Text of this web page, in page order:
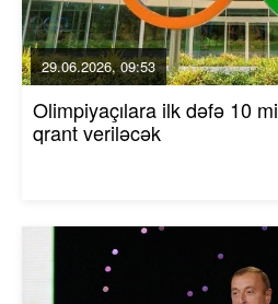
29.06.2026, 09:53
Olimpiyaçılara ilk dəfə 10
qrant veriləcək